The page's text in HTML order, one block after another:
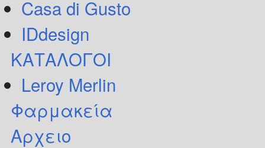
Casa di Gusto
IDdesign
ΚΑΤΑΛΟΓΟΙ
Leroy Merlin
Φαρμακεία
Αρχειο